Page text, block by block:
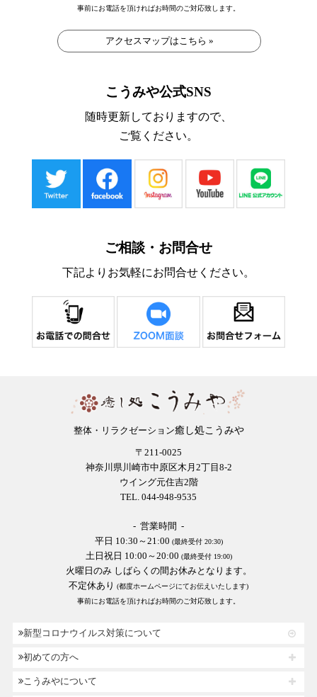
事前にお電話を頂ければお時間のご対応致します。
アクセスマップはこちら »
こうみや公式SNS
随時更新しておりますので、
ご覧ください。
ご相談・お問合せ
下記よりお気軽にお問合せください。
整体・リラクゼーション癒し処こうみや
〒211-0025
神奈川県川崎市中原区木月2丁目8-2
ウイング元住吉2階
TEL. 044-948-9535
- 営業時間 -
平日 10:30～21:00 (最終受付 20:30)
土日祝日 10:00～20:00 (最終受付 19:00)
火曜日のみ しばらくの間お休みとなります。
不定休あり (都度ホームページにてお伝えいたします)
事前にお電話を頂ければお時間のご対応致します。
新型コロナウイルス対策について
初めての方へ
こうみやについて